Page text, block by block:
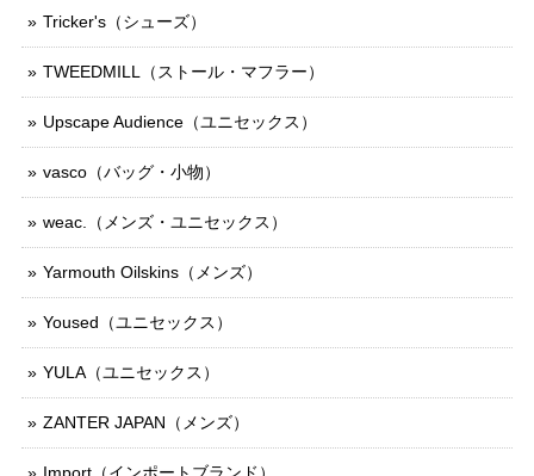
Tricker's（シューズ）
TWEEDMILL（ストール・マフラー）
Upscape Audience（ユニセックス）
vasco（バッグ・小物）
weac.（メンズ・ユニセックス）
Yarmouth Oilskins（メンズ）
Yoused（ユニセックス）
YULA（ユニセックス）
ZANTER JAPAN（メンズ）